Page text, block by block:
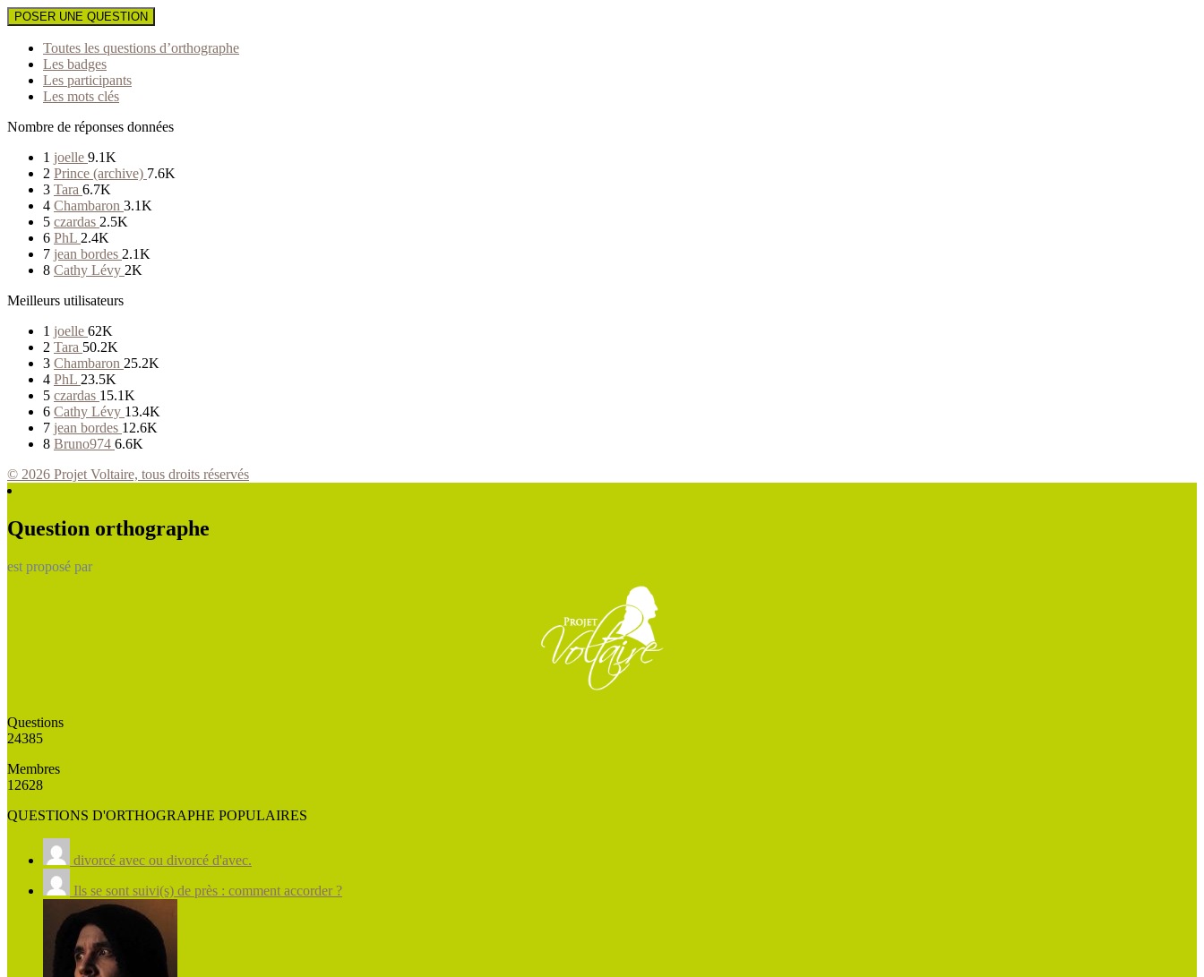
POSER UNE QUESTION
Toutes les questions d’orthographe
Les badges
Les participants
Les mots clés
Nombre de réponses données
1 joelle 9.1K
2 Prince (archive) 7.6K
3 Tara 6.7K
4 Chambaron 3.1K
5 czardas 2.5K
6 PhL 2.4K
7 jean bordes 2.1K
8 Cathy Lévy 2K
Meilleurs utilisateurs
1 joelle 62K
2 Tara 50.2K
3 Chambaron 25.2K
4 PhL 23.5K
5 czardas 15.1K
6 Cathy Lévy 13.4K
7 jean bordes 12.6K
8 Bruno974 6.6K
© 2026 Projet Voltaire, tous droits réservés
Question orthographe
est proposé par
Questions
24385
Membres
12628
QUESTIONS D'ORTHOGRAPHE POPULAIRES
divorcé avec ou divorcé d'avec.
Ils se sont suivi(s) de près : comment accorder ?